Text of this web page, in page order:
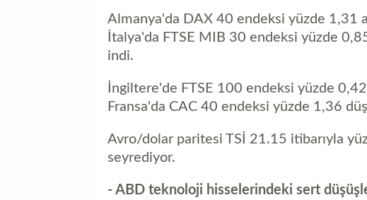
Almanya'da DAX 40 endeksi yüzde 1,31
İtalya'da FTSE MIB 30 endeksi yüzde
indi.
İngiltere'de FTSE 100 endeksi yüzde
Fransa'da CAC 40 endeksi yüzde 1,36
Avro/dolar paritesi TSİ 21.15 itibarıyla
seyrediyor.
- ABD teknoloji hisselerindeki sert